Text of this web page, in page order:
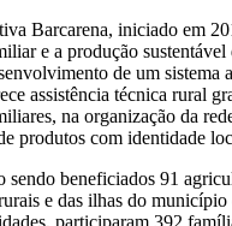
Barcarena, iniciado em
e a produção sustentável
de um sistema
assistência técnica rural
na organização da
produtos com identidade
sendo beneficiados 91
e das ilhas do
participaram 392